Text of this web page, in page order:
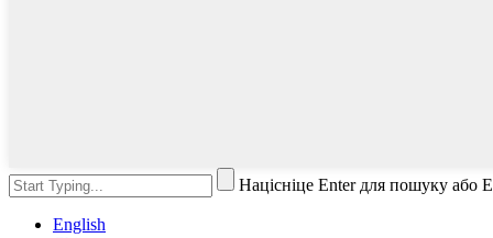
Націсніце Enter для пошуку або
English